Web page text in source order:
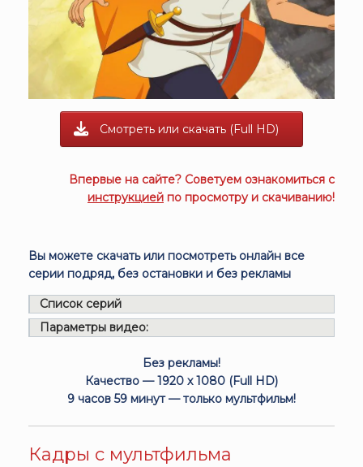
Смотреть или скачать (Full HD)
Впервые на сайте? Советуем ознакомиться с
инструкцией по просмотру и скачиванию!
Вы можете скачать или посмотреть онлайн все
серии подряд, без остановки и без рекламы
Список серий
Параметры видео:
Без рекламы!
Качество — 1920 x 1080 (Full HD)
9 часов 59 минут — только мультфильм!
Кадры с мультфильма